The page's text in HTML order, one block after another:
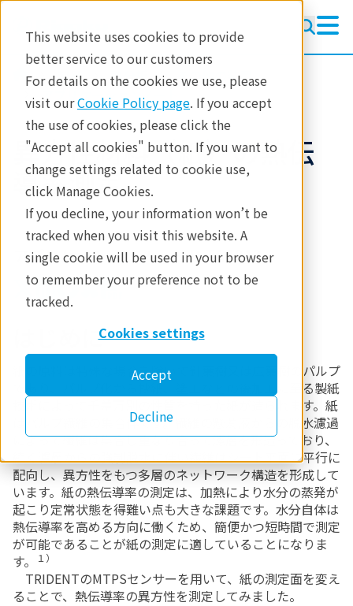
This website uses cookies to provide
better service to our customers
For details on the cookies we use, please
visit ourCookie Policy page. If you accept
the use of cookies, please click the
"Accept all cookies" button. If you want to
change settings related to cookie use,
click Manage Cookies.
If you decline, your information won’t be
tracked when you visit this website. A
single cookie will be used in your browser
to remember your preference not to be
tracked.
Cookies settings
Accept
Decline
製品 熱分析
その他の装置
アプリケーションノート
異方性材料（紙）の熱伝
導率測定
アプリケーションノート B-TA4013
はじめに
紙の原料は特殊な場合を除いて針葉樹又は広葉樹のパルプ
であり、パルプ化から抄紙、塗工などの後加工に至る製紙
技術によって千差万別の性質を持った紙が造られます。紙
はパルプ繊維の集合体です。繊維の懸濁液からの脱水濾過
によって繊維は集合し重なり合って濾層を形造っており、
続く濾層からの強制脱水に伴い繊維はシート平面に平行に
配向し、異方性をもつ多層のネットワーク構造を形成して
います。紙の熱伝導率の測定は、加熱により水分の蒸発が
起こり定常状態を得難い点も大きな課題です。水分自体は
熱伝導率を高める方向に働くため、簡便かつ短時間で測定
が可能であることが紙の測定に適していることになりま
す。
１）
TRIDENTのMTPSセンサーを用いて、紙の測定面を変え
ることで、熱伝導率の異方性を測定してみました。